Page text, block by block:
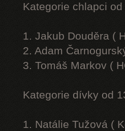
Kategorie chlapci
1. Jakub Douděra (
2. Adam
3. Tomáš Markov (
Kategorie dívky od
1. Natálie Tužová (